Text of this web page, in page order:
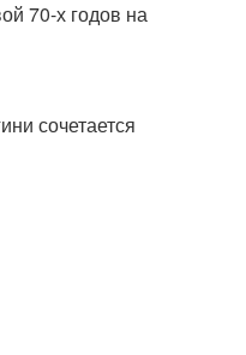
70-х годов на
сочетается